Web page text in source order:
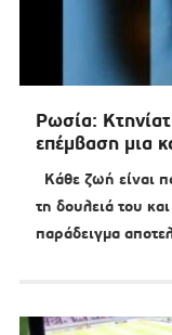
Ρωσία:
επέμβαση μια
Κάθε ζωή είναι
τη δουλειά του
παράδειγμα